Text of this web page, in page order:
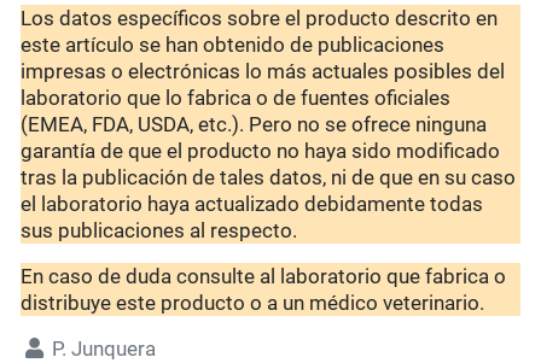
Los datos específicos sobre el producto descrito en
este artículo se han obtenido de publicaciones
impresas o electrónicas lo más actuales posibles del
laboratorio que lo fabrica o de fuentes oficiales
(EMEA, FDA, USDA, etc.). Pero no se ofrece ninguna
garantía de que el producto no haya sido modificado
tras la publicación de tales datos, ni de que en su caso
el laboratorio haya actualizado debidamente todas
sus publicaciones al respecto.
En caso de duda consulte al laboratorio que fabrica o
distribuye este producto o a un médico veterinario.
P. Junquera